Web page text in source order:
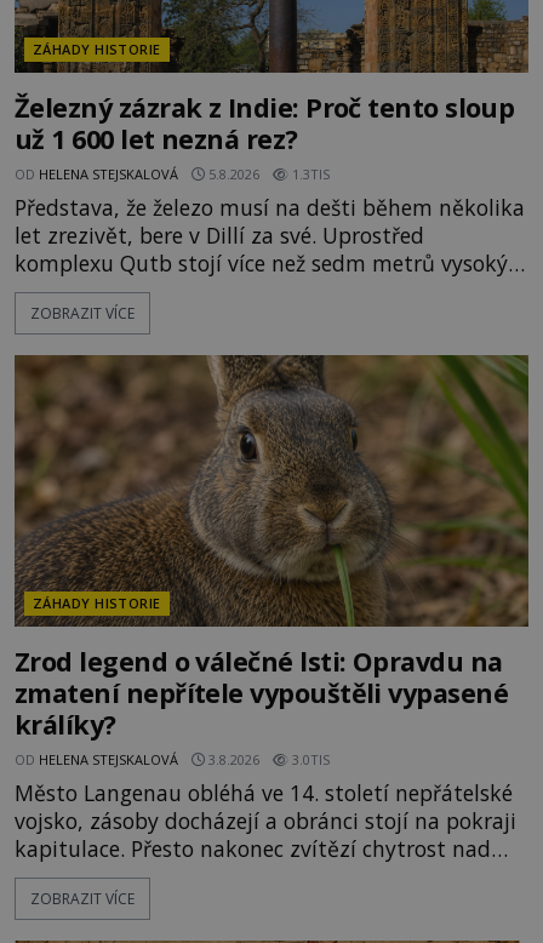
ZÁHADY HISTORIE
Železný zázrak z Indie: Proč tento sloup
už 1 600 let nezná rez?
OD HELENA STEJSKALOVÁ 5.8.2026 1.3TIS
Představa, že železo musí na dešti během několika
let zrezivět, bere v Dillí za své. Uprostřed
komplexu Qutb stojí více než sedm metrů vysoký
železný sloup, který už přibližně 1 600 let odolává
počasí s jen nepatrnými stopami koroze. Jeho
ztracených technologiích či tajemných
materiálech. Moderní metalurgie však ukazuje, že
skutečné vysvětlení je ješt
ZOBRAZIT VÍCE
ZÁHADY HISTORIE
Zrod legend o válečné lsti: Opravdu na
zmatení nepřítele vypouštěli vypasené
králíky?
OD HELENA STEJSKALOVÁ 3.8.2026 3.0TIS
Město Langenau obléhá ve 14. století nepřátelské
vojsko, zásoby docházejí a obránci stojí na pokraji
kapitulace. Přesto nakonec zvítězí chytrost nad
hrubou silou. Podle staré německé legendy vypustí
obyvatelé za hradby dobře živeného králíka, aby
ZOBRAZIT VÍCE